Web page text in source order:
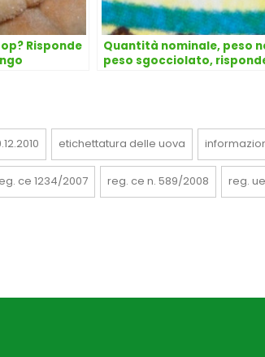
Risponde
Quantità nominale, peso
peso sgocciolato,
etichettatura delle uova
ce 1234/2007 reg. ce n. 589/2008 reg. ue